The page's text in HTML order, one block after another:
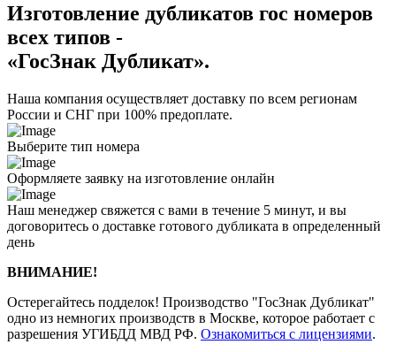
Изготовление дубликатов гос номеров
всех типов -
«ГосЗнак Дубликат».
Наша компания осуществляет доставку по всем регионам
России и СНГ при 100% предоплате.
Выберите тип номера
Оформляете заявку на изготовление онлайн
Наш менеджер свяжется с вами в течение 5 минут, и вы
договоритесь о доставке готового дубликата в определенный
день
ВНИМАНИЕ!
Остерегайтесь подделок! Производство "ГосЗнак Дубликат"
одно из немногих производств в Москве, которое работает с
разрешения УГИБДД МВД РФ. Ознакомиться с лицензиями.